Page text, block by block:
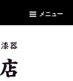
メニュー